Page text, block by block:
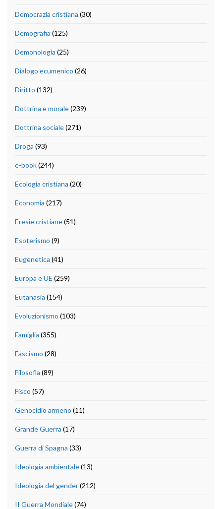
Democrazia cristiana (30)
Demografia (125)
Demonologia (25)
Dialogo ecumenico (26)
Diritto (132)
Dottrina e morale(239)
Dottrina sociale(271)
Droga (93)
e-book(244)
Ecologia cristiana (20)
Economia (217)
Eresie cristiane(51)
Esoterismo (9)
Eugenetica (41)
Europa e UE (259)
Eutanasia (154)
Evoluzionismo (103)
Famiglia (355)
Fascismo (28)
Filosofia (89)
Fisco (57)
Genocidio armeno (11)
Grande Guerra (17)
Guerra di Spagna (33)
Ideologia ambientale(13)
Ideologia del gender(212)
II Guerra Mondiale(74)